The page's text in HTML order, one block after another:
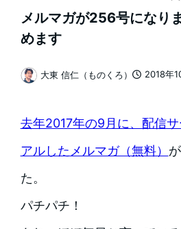
メルマガが256号になり
めます
2018年
著
大東 信仁（ものくろ）
去年2017年の9月に、配信
アルしたメルマガ（無料）
た。
パチパチ！